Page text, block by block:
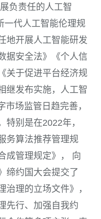
负责任的人工智
一代人工智能伦理规
地开展人工智能研发
据安全法》《个人信
关于促进平台经济规
继发布实施，人工智
市场监管日趋完善，
特别是在2022年，
务算法推荐管理规
成管理规定》， 向
缔约国大会提交了
治理的立场文件》，
先行、加强自我约